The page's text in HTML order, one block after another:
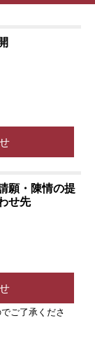
願・陳情の提
せ先
ご了承くださ